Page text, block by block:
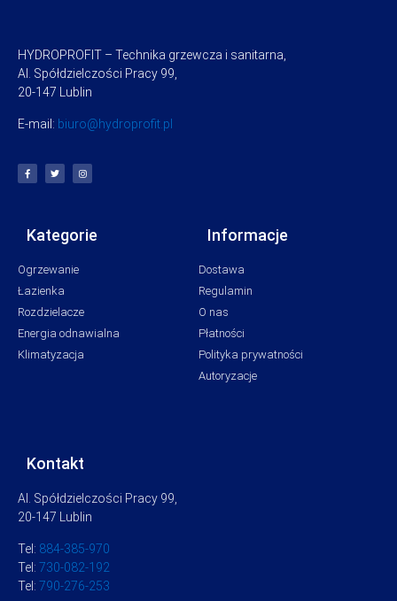
HYDROPROFIT – Technika grzewcza i sanitarna,
Al. Spółdzielczości Pracy 99,
20-147 Lublin
E-mail: biuro@hydroprofit.pl
Kategorie
Ogrzewanie
Łazienka
Rozdzielacze
Energia odnawialna
Klimatyzacja
Informacje
Dostawa
Regulamin
O nas
Płatności
Polityka prywatności
Autoryzacje
Kontakt
Al. Spółdzielczości Pracy 99,
20-147 Lublin
Tel: 884-385-970
Tel: 730-082-192
Tel: 790-276-253